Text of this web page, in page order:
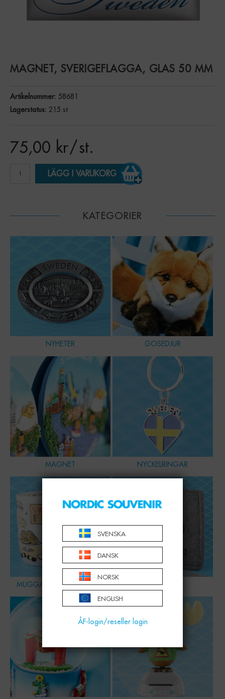
MAGNET, SVERIGEFLAGGA, GLAS 50 MM
Artikelnummer: 58681
Lagerstatus: 215 st
75,00 kr/ st.
LÄGG I VARUKORG
KATEGORIER
NYHETER GOSEDJUR
MAGNET NYCKELRINGAR
MUGGAR, SKÅLAR & GLAS HEMMET
SVENSKA
DANSK
NORSK
ENGLISH
ÅF-login/reseller login